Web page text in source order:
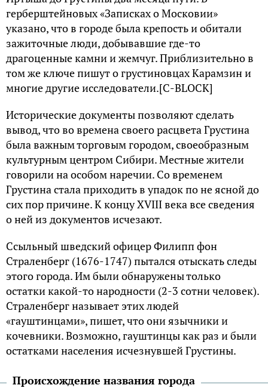
герберштейновых «Записках о Московии»
указано, что в городе была крепость и обитали
зажиточные люди, добывавшие где-то
драгоценные камни и жемчуг. Приблизительно в
том же ключе пишут о грустиновцах Карамзин и
многие другие исследователи.[С-BLOCK]
Исторические документы позволяют сделать
вывод, что во времена своего расцвета Грустина
была важным торговым городом, своеобразным
культурным центром Сибири. Местные жители
говорили на особом наречии. Со временем
Грустина стала приходить в упадок по не ясной до
сих пор причине. К концу XVIII века все сведения
о ней из документов исчезают.
Ссыльный шведский офицер Филипп фон
Страленберг (1676-1747) пытался отыскать следы
этого города. Им были обнаружены только
остатки какой-то народности (2-3 сотни человек).
Страленберг называет этих людей
«гауштинцами», пишет, что они язычники и
кочевники. Возможно, гауштинцы как раз и были
остатками населения исчезнувшей Грустины.
Происхождение названия города